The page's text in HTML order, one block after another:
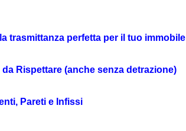
trasmittanza perfetta per il tuo immobile
Rispettare (anche senza detrazione)
Pareti e Infissi